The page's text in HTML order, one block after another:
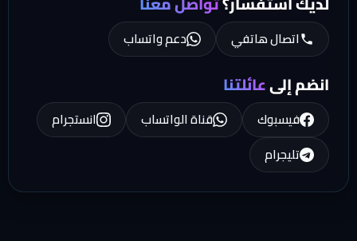
اتصال هاتفي دعم واتساب
انضم إلىعائلتنا
فيسبوك قناة الواتساب
انستجرام
تليجرام